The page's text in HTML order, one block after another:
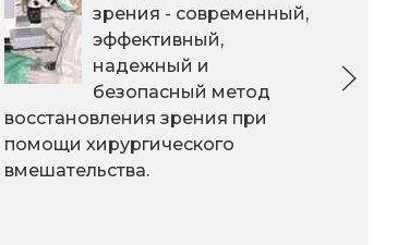
и
физической
приводит в конечном
к боли в спине,
зрения - современный,
эффективный,
надежный и
безопасный метод
восстановления зрения при
помощи хирургического
вмешательства.